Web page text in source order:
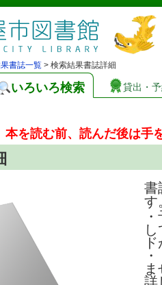
書誌一覧 > 検索結果書誌詳細
いろいろ検索 貸出・
本を読む前、読んだ後は手
書
す
詳